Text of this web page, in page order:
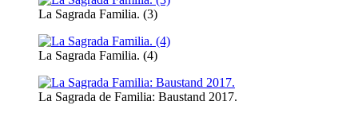
La Sagrada Familia. (3)
La Sagrada Familia. (4)
La Sagrada de Familia: Baustand 2017.